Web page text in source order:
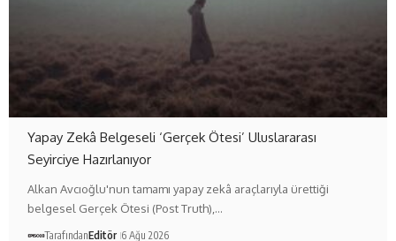
Yapay Zekâ Belgeseli ‘Gerçek Ötesi’ Uluslararası
Seyirciye Hazırlanıyor
Alkan Avcıoğlu'nun tamamı yapay zekâ araçlarıyla ürettiği
belgesel Gerçek Ötesi (Post Truth),…
TarafındanEditör 6 Ağu 2026